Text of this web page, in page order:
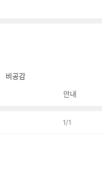
비공감
안내
1/1